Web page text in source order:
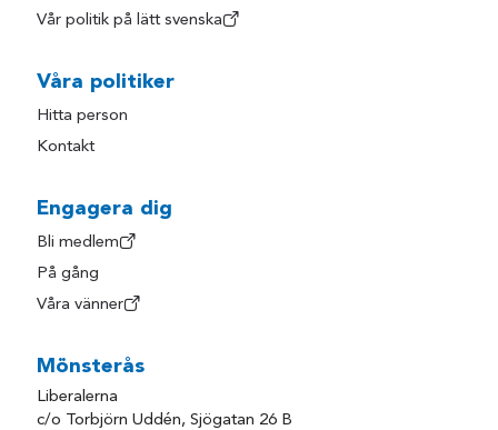
Vår politik på lätt svenska
Våra politiker
Hitta person
Kontakt
Engagera dig
Bli medlem
På gång
Våra vänner
Mönsterås
Liberalerna
c/o Torbjörn Uddén, Sjögatan 26 B